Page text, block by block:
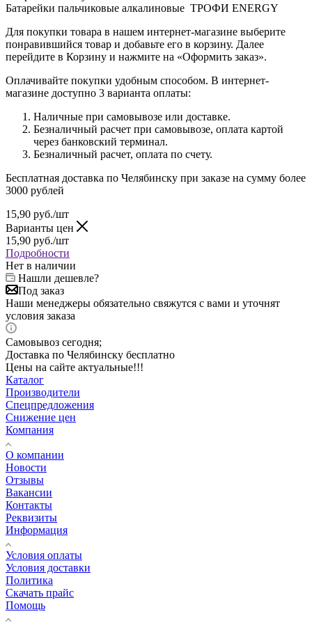
Батарейки пальчиковые алкалиновые ТРОФИ ENERGY
Для покупки товара в нашем интернет-магазине выберите
понравившийся товар и добавьте его в корзину. Далее
перейдите в Корзину и нажмите на «Оформить заказ».
Оплачивайте покупки удобным способом. В интернет-
магазине доступно 3 варианта оплаты:
Наличные при самовывозе или доставке.
Безналичный расчет при самовывозе, оплата картой
через банковский терминал.
Безналичный расчет, оплата по счету.
Бесплатная доставка по Челябинску при заказе на сумму более
3000 рублей
15,90 руб./шт
Варианты цен
15,90 руб./шт
Подробности
Нет в наличии
Нашли дешевле?
Под заказ
Наши менеджеры обязательно свяжутся с вами и уточнят
условия заказа
Самовывоз сегодня;
Доставка по Челябинску бесплатно
Цены на сайте актуальные!!!
Каталог
Производители
Спецпредложения
Снижение цен
Компания
О компании
Новости
Отзывы
Вакансии
Контакты
Реквизиты
Информация
Условия оплаты
Условия доставки
Политика
Скачать прайс
Помощь